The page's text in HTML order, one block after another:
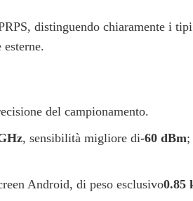
distinguendo chiaramente i
del campionamento.
, sensibilità migliore di-60 dBm;
Android, di peso esclusivo0.85